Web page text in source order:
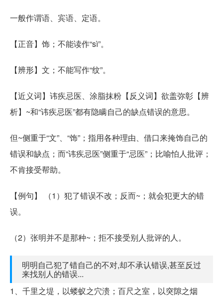
一般作谓语、宾语、定语。
【正音】饰；不能读作“sì”。
【辨形】文；不能写作“纹”。
【近义词】讳疾忌医、涂脂抹粉【反义词】欲盖弥彰【辨
析】~和“讳疾忌医”都有隐瞒自己的缺点错误的意思。
但~侧重于“文”、“饰”；指用各种理由、借口来掩饰自己的
错误和缺点；而“讳疾忌医”侧重于“忌医”；比喻怕人批评；
不肯接受帮助。
【例句】 （1）犯了错误不改；反而~；就会犯更大的错
误。
（2）张明并不是那种~；拒不接受别人批评的人。
明明自己犯了错自己的不对,却不承认错误,甚至反过
来找别人的错误...
1、千里之堤，以蝼蚁之穴溃；百尺之室，以突隙之烟